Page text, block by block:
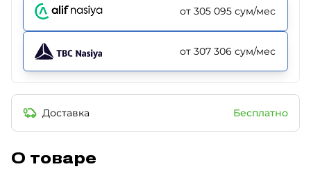
от 305 095 сум/мес
от 307 306 сум/мес
Доставка Бесплатно
О товаре